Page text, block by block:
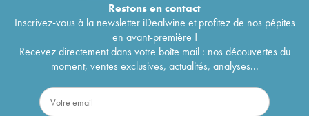
Restons encontact
Inscrivez-vous à la newsletter iDealwine et profitez de nos pépites
en avant-première !
Recevez directement dans votre boîte mail : nos découvertes du
moment, ventes exclusives, actualités, analyses...